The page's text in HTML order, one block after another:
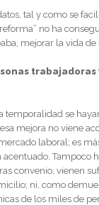
tal y como se
no ha
mejorar la vida de
temporalidad se
mejora no viene
laboral; es
Tampoco
convenio, vienen
ni, como
de los miles de